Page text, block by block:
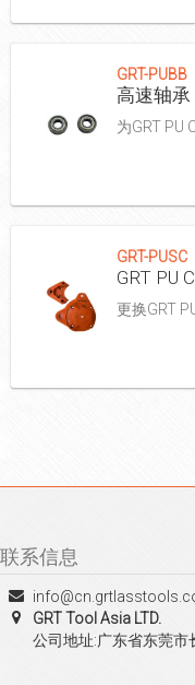
GRT-PUBB
高速轴承
为GRT PU
GRT-PUSC
GRT PU
更换GRT
联系信息
GRT Tool Asia LTD.
公司地址:广东省东莞市